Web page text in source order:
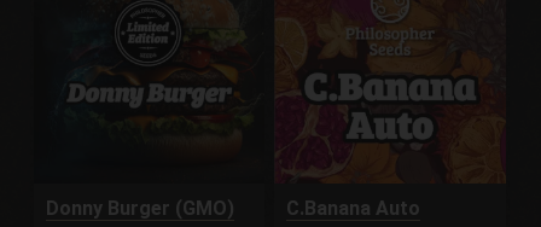
Donny Burger (GMO) C.Banana Auto